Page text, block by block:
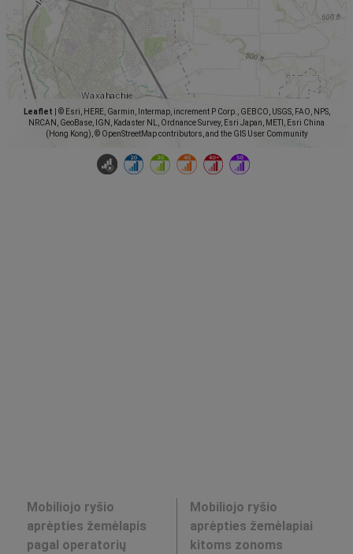
Leaflet
© Esri, HERE, Garmin, Intermap, increment P Corp., GEBCO, USGS, FAO, NPS,
NRCAN, GeoBase, IGN, Kadaster NL, Ordnance Survey, Esri Japan, METI, Esri China
(Hong Kong), © OpenStreetMap contributors, and the GIS User Community
Mobiliojo ryšio
aprėpties žemėlapis
pagal operatorių
Mobiliojo ryšio
aprėpties žemėlapiai
kitoms zonoms